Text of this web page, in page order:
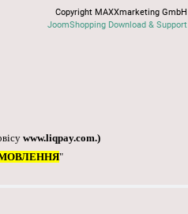
Copyright MAXXmarketing GmbH
JoomShopping Download & Support
www.liqpay.com.)
"